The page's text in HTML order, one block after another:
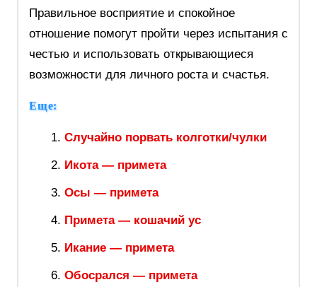
Правильное восприятие и спокойное
отношение помогут пройти через испытания с
честью и использовать открывающиеся
возможности для личного роста и счастья.
Еще:
Случайно порвать колготки/чулки
Икота — примета
Осы — примета
Примета — кошачий ус
Икание — примета
Обосрался — примета